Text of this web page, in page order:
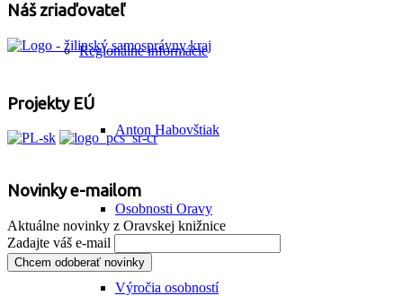
Regionálne informácie
Anton Habovštiak
Osobnosti Oravy
Výročia osobností
Náš zriaďovateľ
Projekty EÚ
Novinky e-mailom
Aktuálne novinky z Oravskej knižnice
Zadajte váš e-mail